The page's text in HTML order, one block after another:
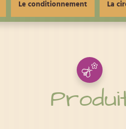
Le conditionnement La